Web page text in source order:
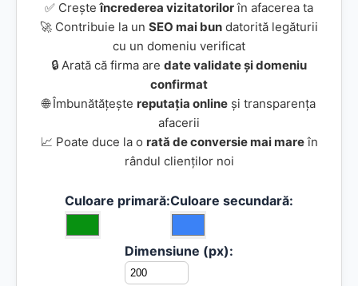
✅ Creșteîncrederea vizitatorilorîn afacerea ta
🚀 Contribuie la un SEO mai bun datorită legăturii
cu un domeniu verificat
🔒 Arată că firma are date validate și domeniu
confirmat
🌐 Îmbunătățește reputația online și transparența
afacerii
📈 Poate duce la o rată de conversie mai mareîn
rândul clienților noi
Culoare primară:Culoare secundară:
Dimensiune (px):